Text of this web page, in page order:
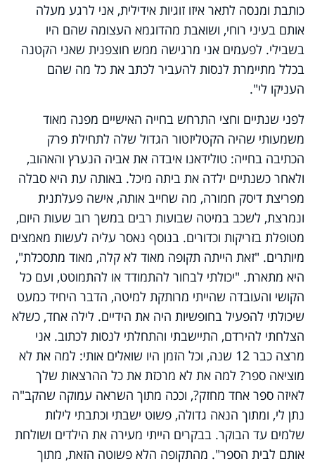
כותבת ומנסה לתאר איזו זוגיות אידילית, אני לרגע מעלה
אותם בעיני רוחי, ושואבת מהדוגמא העצומה שהם היו
בשבילי. לפעמים אני מרגישה ממש חוצפנית שאני הקטנה
בכלל מתיימרת לנסות להעביר לכתב את כל מה שהם
העניקו לי".
לפני שנתיים וחצי התרחש בחייה האישיים מפנה מאוד
משמעותי שהיה הקטליזטור הגדול שלה לתחילת פרק
הכתיבה בחייה: טולידאנו איבדה את אביה הנערץ והאהוב,
ולאחר כשנתיים ילדה את ביתה מיכל. באותה עת היא סבלה
מפריצת דיסק חמורה, מה שחייב אותה, אישה פעלתנית
ונמרצת, לשכב במיטה שבועות רבים במשך רוב שעות היום,
מטופלת בזריקות וכדורים. בנוסף נאסר עליה לעשות מאמצים
מיותרים. "זאת הייתה תקופה מאוד לא קלה, מאוד מתסכלת",
היא מתארת. "יכולתי לבחור להתמודד או להתמוטט, ועם כל
הקושי והעובדה שהייתי מרותקת למיטה, הדבר היחיד כמעט
שיכולתי להפעיל בחופשיות היה את הידיים. לילה אחד, כשלא
הצלחתי להירדם, התיישבתי והתחלתי לנסות לכתוב. אני
מרצה כבר 12 שנה, וכל הזמן היו שואלים אותי: למה את לא
מוציאה ספר? למה את לא מרכזת את כל ההרצאות שלך
לאיזה ספר אחד מחזק?, וככה מתוך השראה עמוקה שהקב"ה
נתן לי, ומתוך הנאה גדולה, פשוט ישבתי וכתבתי לילות
שלמים עד הבוקר. בבקרים הייתי מעירה את הילדים ושולחת
אותם לבית הספר". מהתקופה הלא פשוטה הזאת, מתוך